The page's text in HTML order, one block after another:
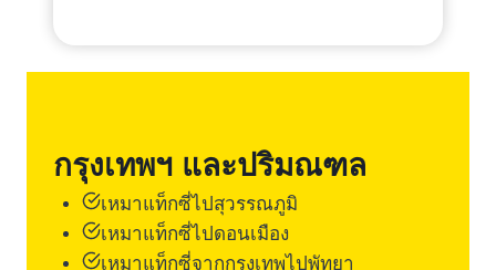
กรุงเทพฯ และปริมณฑล
เหมาแท็กซี่ไปสุวรรณภูมิ
เหมาแท็กซี่ไปดอนเมือง
เหมาแท็กซี่จากกรุงเทพไปพัทยา